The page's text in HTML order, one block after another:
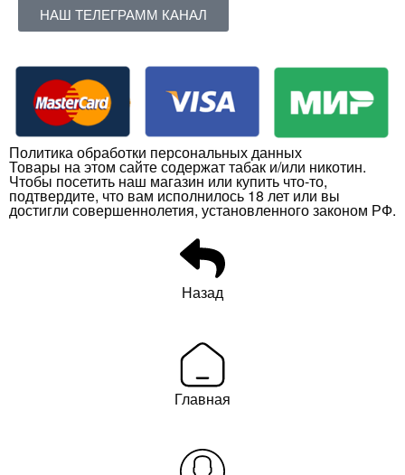
НАШ ТЕЛЕГРАММ КАНАЛ
Политика обработки персональных данных
Товары на этом сайте содержат табак и/или никотин.
Чтобы посетить наш магазин или купить что-то,
подтвердите, что вам исполнилось 18 лет или вы
достигли совершеннолетия, установленного законом РФ.
Назад
Главная